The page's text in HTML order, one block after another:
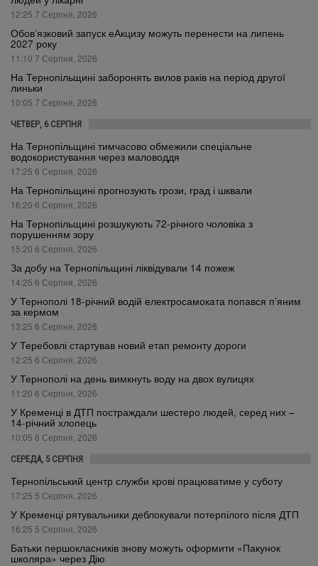
12:25 7 Серпня, 2026
Обов’язковий запуск еАкцизу можуть перенести на липень
2027 року
11:10 7 Серпня, 2026
На Тернопільщині заборонять вилов раків на період другої
линьки
10:05 7 Серпня, 2026
ЧЕТВЕР, 6 СЕРПНЯ
На Тернопільщині тимчасово обмежили спеціальне
водокористування через маловоддя
17:25 6 Серпня, 2026
На Тернопільщині прогнозують грози, град і шквали
16:20 6 Серпня, 2026
На Тернопільщині розшукують 72-річного чоловіка з
порушенням зору
15:20 6 Серпня, 2026
За добу на Тернопільщині ліквідували 14 пожеж
14:25 6 Серпня, 2026
У Тернополі 18-річний водій електросамоката попався п’яним
за кермом
13:25 6 Серпня, 2026
У Теребовлі стартував новий етап ремонту дороги
12:25 6 Серпня, 2026
У Тернополі на день вимкнуть воду на двох вулицях
11:20 6 Серпня, 2026
У Кременці в ДТП постраждали шестеро людей, серед них –
14-річний хлопець
10:05 6 Серпня, 2026
СЕРЕДА, 5 СЕРПНЯ
Тернопільський центр служби крові працюватиме у суботу
17:25 5 Серпня, 2026
У Кременці рятувальники деблокували потерпілого після ДТП
16:25 5 Серпня, 2026
Батьки першокласників знову можуть оформити «Пакунок
школяра» через Дію